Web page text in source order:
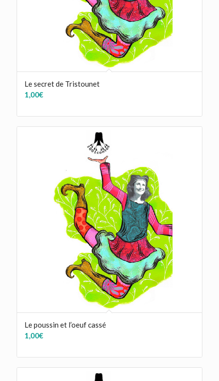
Le secret de Tristounet
1,00€
Le poussin et l’oeuf cassé
1,00€